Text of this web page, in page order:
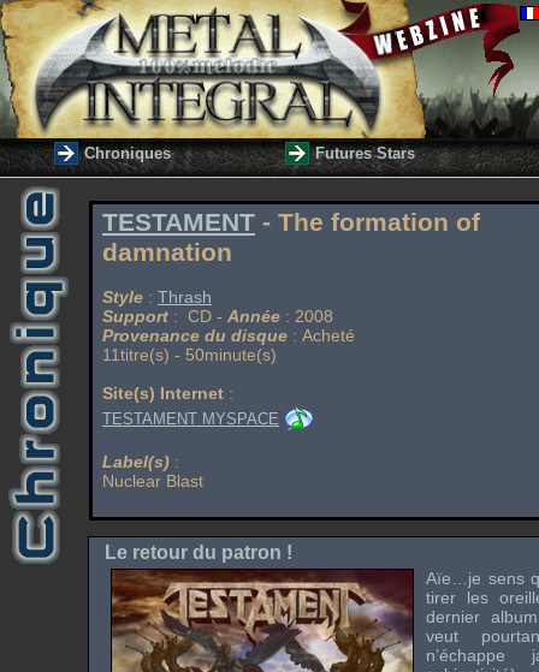
Chroniques Futures Stars
TESTAMENT - The formation of
damnation
Style : Thrash
Support : CD - Année : 2008
Provenance du disque : Acheté
11titre(s) - 50minute(s)
Site(s) Internet :
TESTAMENT MYSPACE
Label(s) :
Nuclear Blast
Le retour du patron !
Aïe…je sens
tirer les
dernier
veut